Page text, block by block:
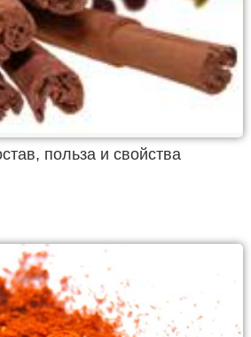
польза и свойства